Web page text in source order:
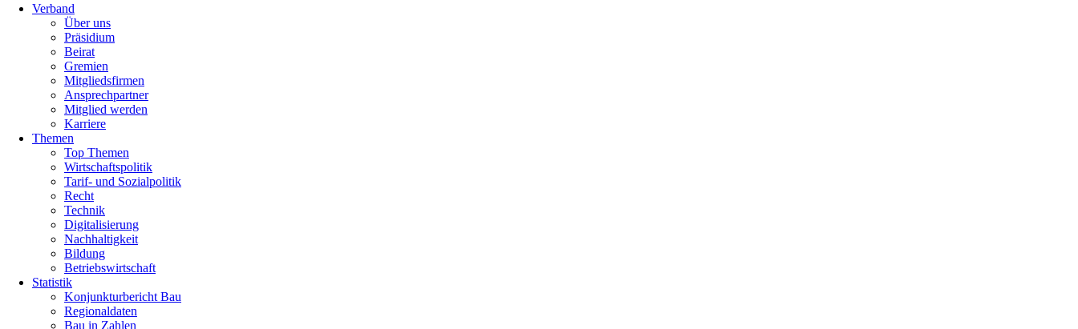
Verband
Über uns
Präsidium
Beirat
Gremien
Mitgliedsfirmen
Ansprechpartner
Mitglied werden
Karriere
Themen
Top Themen
Wirtschaftspolitik
Tarif- und Sozialpolitik
Recht
Technik
Digitalisierung
Nachhaltigkeit
Bildung
Betriebswirtschaft
Statistik
Konjunkturbericht Bau
Regionaldaten
Bau in Zahlen